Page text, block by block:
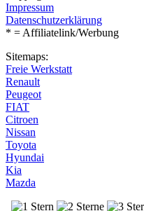
Impressum
Datenschutzerklärung
* = Affiliatelink/Werbung
Sitemaps:
Freie Werkstatt
Renault
Peugeot
FIAT
Citroen
Nissan
Toyota
Hyundai
Kia
Mazda